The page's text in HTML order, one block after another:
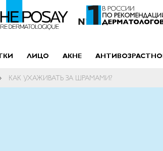
ЛИЦО АКНЕ
КАК УХАЖИВАТЬ ЗА ШРАМАМИ?